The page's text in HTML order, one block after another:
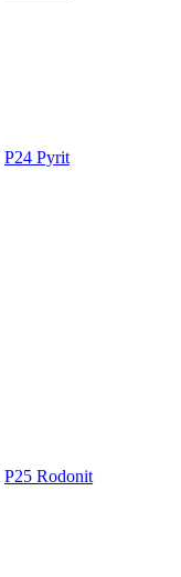
P24 Pyrit
P25 Rodonit